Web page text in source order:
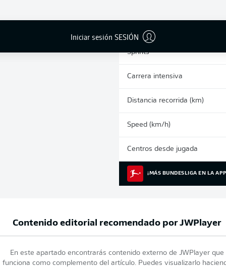
Iniciar sesión SESIÓN
Sprints
Carrera intensiva
Distancia recorrida (km)
Speed (km/h)
Centros desde jugada
¡MÁS BUNDESLIGA EN LA
Contenido editorial recomendado porJWPlayer
En este apartado encontrarás contenido externo de JWPlayer que
funciona como complemento del artículo. Puedes visualizarlo